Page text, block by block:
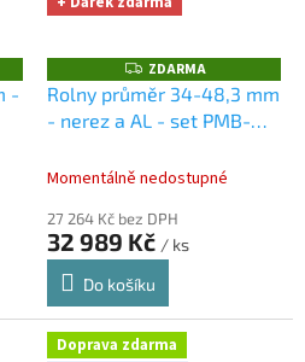
Z
D
A
R
ZDARMA
Rolny průměr 34-48,3 mm
- nerez a AL - set PMB-
zdarma při nákupu na e-
Momentálně nedostupné
27 264 Kč bez DPH
32 989 Kč / ks
Do košíku
Doprava zdarma